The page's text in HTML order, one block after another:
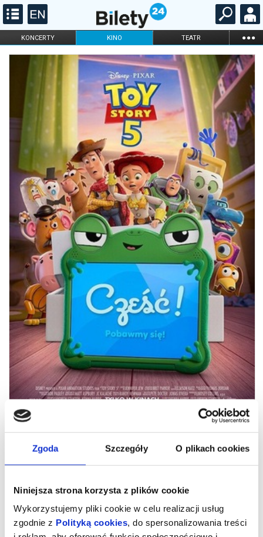
Zgoda Szczegóły O plikach cookies
Niniejsza strona korzysta z plików cookie
Wykorzystujemy pliki cookie w celu realizacji usług
zgodnie z Polityką cookies, do spersonalizowania treści
KONCERTY KINO TEATR ...
FILHARMONIA OPERA I BALET
STAND-UP
DLA DZIECI
ONLINE KARNETY
Toy Story 5
Kowboj Chudy wraz z przyjaciółmi mierzy się z nową technologią
popularną wśród dzieci.
produkcja: Japonia, USA, 2026, 102′, od lat:
gatunek: animacja, przygodowy
reżyseria: Andrew Stanton, McKenna Harris